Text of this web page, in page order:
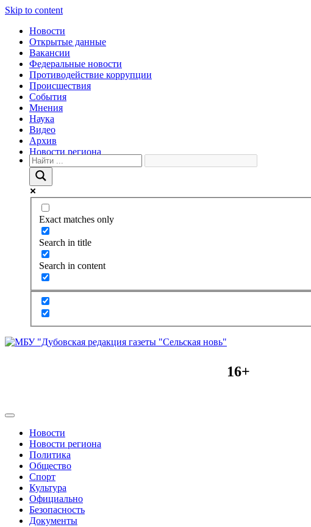
Skip to content
Новости
Открытые данные
Вакансии
Федеральные новости
Противодействие коррупции
Происшествия
События
Мнения
Наука
Видео
Архив
Новости региона
Exact matches only
Search in title
Search in content
16+
Новости
Новости региона
Политика
Общество
Спорт
Культура
Официально
Безопасность
Документы